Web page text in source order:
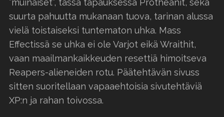
”muinaiset”, tässä tapauksessa Protheanit, sekä
suurta pahuutta mukanaan tuova, tarinan alussa
vielä toistaiseksi tuntematon uhka. Mass
Effectissä se uhka ei ole Varjot eikä Wraithit,
vaan maailmankaikkeuden resettiä himoitseva
Reapers-alieneiden rotu. Päätehtävän sivuss
sitten suoritellaan vapaaehtoisia sivutehtäviä
XP:n ja rahan toivossa.